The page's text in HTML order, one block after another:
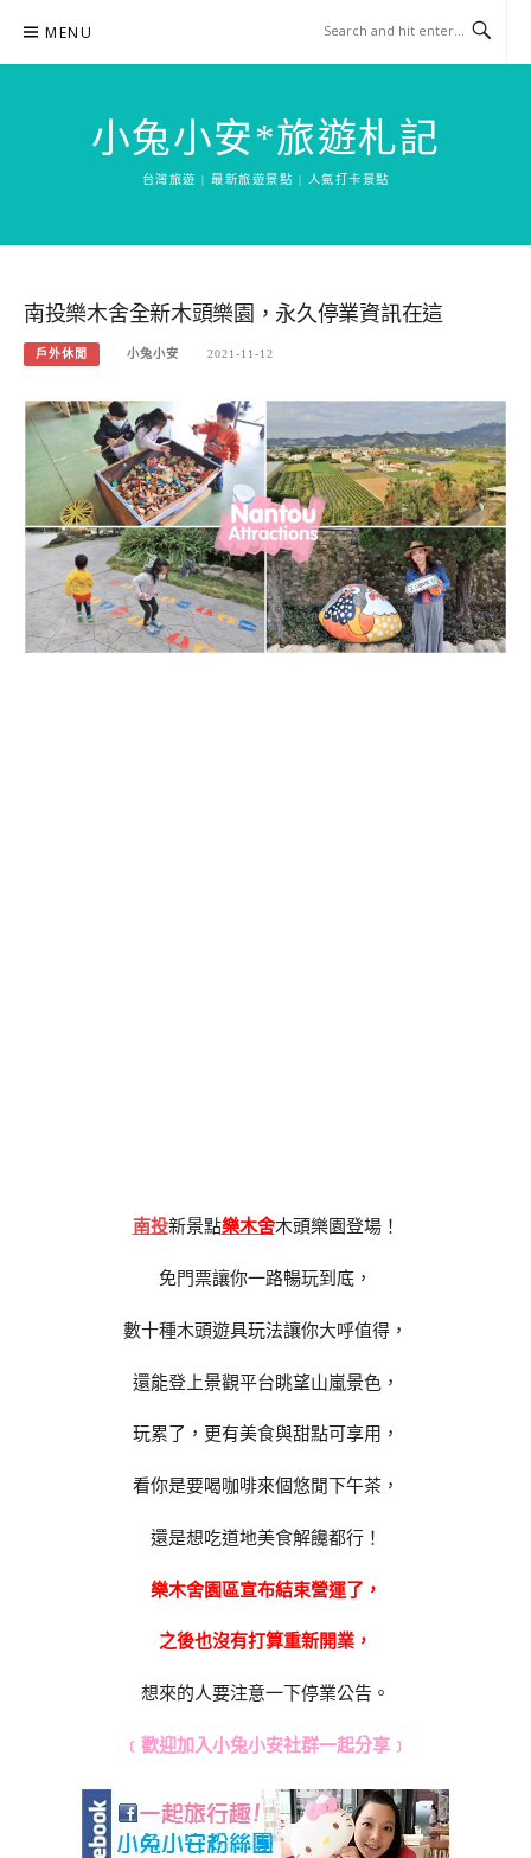
content
MENU
小兔小安*旅遊札記
台灣旅遊 | 最新旅遊景點 | 人氣打卡景點
南投樂木舍全新木頭樂園，永久停業資訊在這
戶外休閒 小兔小安 2021-11-12
南投新景點樂木舍木頭樂園登場！
免門票讓你一路暢玩到底，
數十種木頭遊具玩法讓你大呼值得，
還能登上景觀平台眺望山嵐景色，
玩累了，更有美食與甜點可享用，
看你是要喝咖啡來個悠閒下午茶，
還是想吃道地美食解饞都行！
樂木舍園區宣布結束營運了，
之後也沒有打算重新開業，
想來的人要注意一下停業公告。
﹝歡迎加入小兔小安社群一起分享﹞